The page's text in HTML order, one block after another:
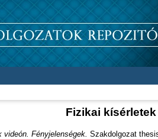
Fizikai
Fényjelenségek. Szakdolgozat